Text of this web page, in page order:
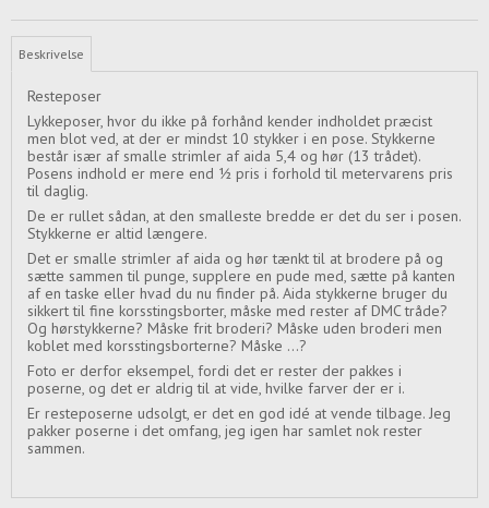
Beskrivelse
Resteposer
Lykkeposer, hvor du ikke på forhånd kender indholdet præcist
men blot ved, at der er mindst 10 stykker i en pose. Stykkerne
består især af smalle strimler af aida 5,4 og hør (13 trådet).
Posens indhold er mere end ½ pris i forhold til metervarens pris
til daglig.
De er rullet sådan, at den smalleste bredde er det du ser i posen.
Stykkerne er altid længere.
Det er smalle strimler af aida og hør tænkt til at brodere på og
sætte sammen til punge, supplere en pude med, sætte på kanten
af en taske eller hvad du nu finder på. Aida stykkerne bruger du
sikkert til fine korsstingsborter, måske med rester af DMC tråde?
Og hørstykkerne? Måske frit broderi? Måske uden broderi men
koblet med korsstingsborterne? Måske ...?
Foto er derfor eksempel, fordi det er rester der pakkes i
poserne, og det er aldrig til at vide, hvilke farver der er i.
Er resteposerne udsolgt, er det en god idé at vende tilbage. Jeg
pakker poserne i det omfang, jeg igen har samlet nok rester
sammen.